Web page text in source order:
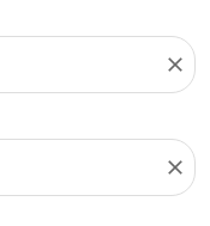
close
close